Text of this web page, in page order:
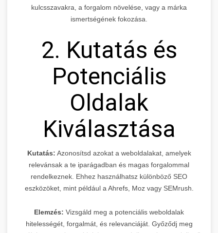
kulcsszavakra, a forgalom növelése, vagy a márka
ismertségének fokozása.
2. Kutatás és
Potenciális
Oldalak
Kiválasztása
Kutatás: Azonosítsd azokat a weboldalakat, amelyek
relevánsak a te iparágadban és magas forgalommal
rendelkeznek. Ehhez használhatsz különböző SEO
eszközöket, mint például a Ahrefs, Moz vagy SEMrush.
Elemzés: Vizsgáld meg a potenciális weboldalak
hitelességét, forgalmát, és relevanciáját. Győződj meg